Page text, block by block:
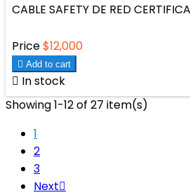
CABLE SAFETY DE RED
Price$12,000
 Add to cart
 In stock
Showing 1-12 of 27 item(s)
1
2
3
Next